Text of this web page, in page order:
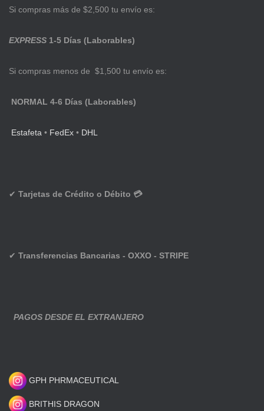
Si compras más de $2,500 tu envío es:
EXPRESS 1-5 Días (Laborables)
Si compras menos de $1,500 tu envío es:
NORMAL 4-6 Días (Laborables)
Estafeta • FedEx • DHL
✔ Tarjetas de Crédito o Débito 💳
✔ Transferencias Bancarias - OXXO - STRIPE
PAGOS DESDE EL EXTRANJERO
GPH PHRMACEUTICAL
BRITHIS DRAGON